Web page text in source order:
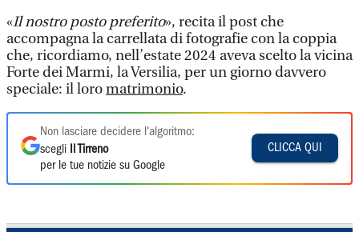
«Il nostro posto preferito», recita il post che
accompagna la carrellata di fotografie con la coppia
che, ricordiamo, nell’estate 2024 aveva scelto la vicina
Forte dei Marmi, la Versilia, per un giorno davvero
speciale: il loromatrimonio.
Non lasciare decidere l'algoritmo:
scegli
Il Tirreno
per le tue notizie su Google
CLICCA QUI